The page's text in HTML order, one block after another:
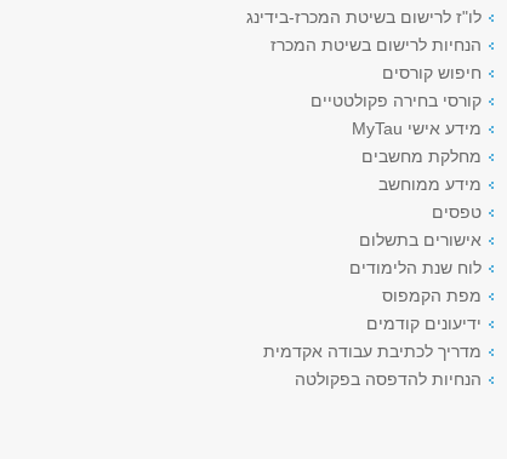
לו"ז לרישום בשיטת המכרז-בידינג
הנחיות לרישום בשיטת המכרז
חיפוש קורסים
קורסי בחירה פקולטטיים
מידע אישי MyTau
מחלקת מחשבים
מידע ממוחשב
טפסים
אישורים בתשלום
לוח שנת הלימודים
מפת הקמפוס
ידיעונים קודמים
מדריך לכתיבת עבודה אקדמית
הנחיות להדפסה בפקולטה